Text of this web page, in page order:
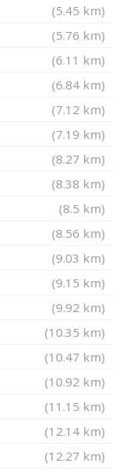
(5.45 km)
(5.76 km)
(6.11 km)
(6.84 km)
(7.12 km)
(7.19 km)
(8.27 km)
(8.38 km)
(8.5 km)
(8.56 km)
(9.03 km)
(9.15 km)
(9.92 km)
(10.35 km)
(10.47 km)
(10.92 km)
(11.15 km)
(12.14 km)
(12.27 km)